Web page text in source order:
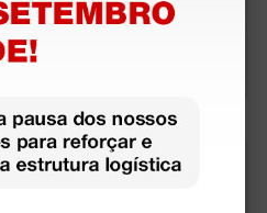
490,00 €